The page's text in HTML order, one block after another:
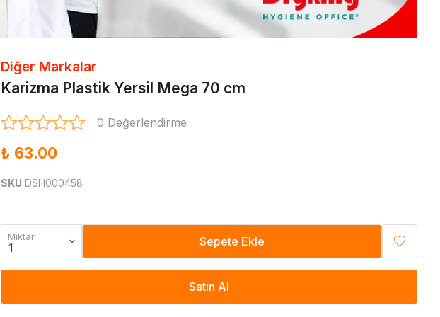
Diğer Markalar
Karizma Plastik Yersil Mega 70 cm
0 Değerlendirme
₺ 63.00
SKU DSH000458
Miktar Sepete Ekle
Satın Al